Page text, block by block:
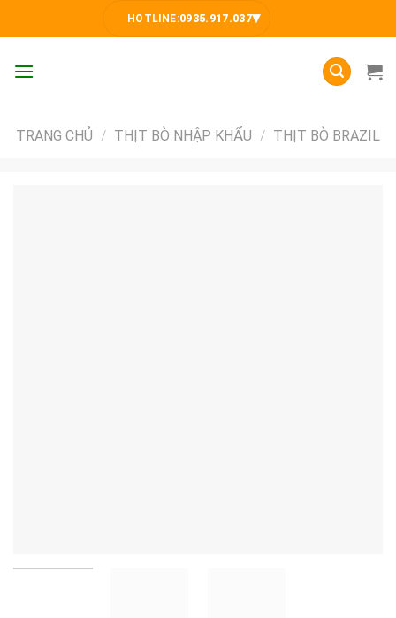
HOTLINE:0935.917.037▾
TRANG CHỦ / THỊT BÒ NHẬP KHẨU / THỊT BÒ BRAZIL